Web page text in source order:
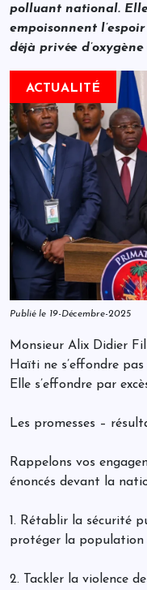
polluant national.
empoisonnent
déjà privée
ACTUALITÉ
Publié le 19-Décembre-2025
Monsieur Alix Didier
Haïti ne s’effondre
Elle s’effondre par
Les promesses –
Rappelons vos
énoncés devant la
1. Rétablir la sécurité
protéger la population
2. Tackler la violence